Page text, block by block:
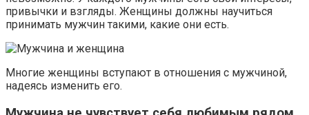
привычки и взгляды. Женщины должны научиться
принимать мужчин такими, какие они есть.
Многие женщины вступают в отношения с мужчиной,
надеясь изменить его.